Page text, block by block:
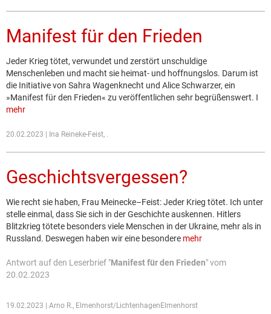
Manifest für den Frieden
Jeder Krieg tötet, verwundet und zerstört unschuldige
Menschenleben und macht sie heimat- und hoffnungslos. Darum ist
die Initiative von Sahra Wagenknecht und Alice Schwarzer, ein
»Manifest für den Frieden« zu veröffentlichen sehr begrüßenswert. I
mehr
20.02.2023 | Ina Reineke-Feist, .
Geschichtsvergessen?
Wie recht sie haben, Frau Meinecke–Feist: Jeder Krieg tötet. Ich unter
stelle einmal, dass Sie sich in der Geschichte auskennen. Hitlers
Blitzkrieg tötete besonders viele Menschen in der Ukraine, mehr als in
Russland. Deswegen haben wir eine besondere mehr
Antwort auf den Leserbrief "Manifest für den Frieden" vom
20.02.2023
19.02.2023 | Arno R., Elmenhorst/LichtenhagenElmenhorst